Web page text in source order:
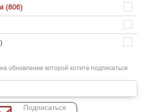
(806)
обновление которой хотите подписаться
Подписаться